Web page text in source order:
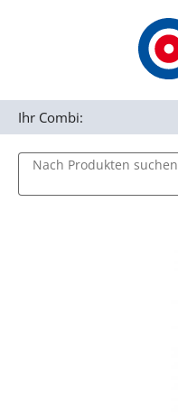
Zur Navigation springen
Nach Produkten suchen
Ihr Combi: